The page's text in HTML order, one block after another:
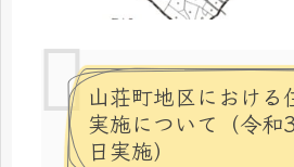
山荘町地区における
実施について（令和
日実施）